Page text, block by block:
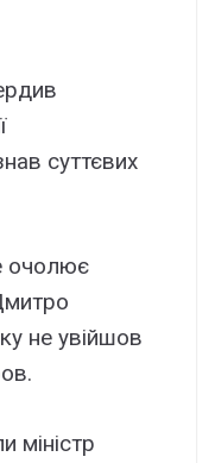
суттєвих
очолює
не увійшов
міністр